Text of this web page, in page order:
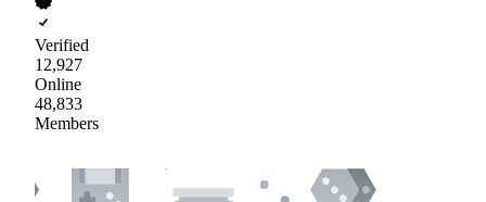
Verified
12,927
Online
48,833
Members